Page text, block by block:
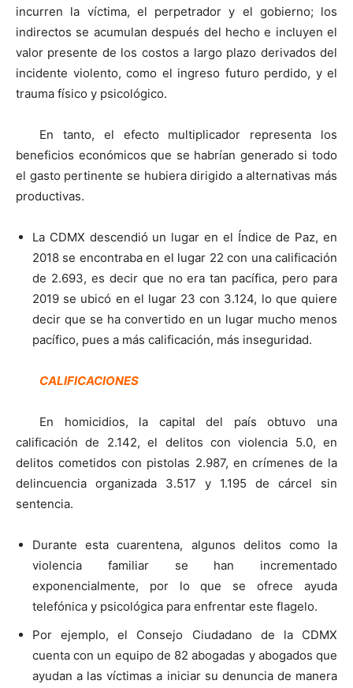
incurren la víctima, el perpetrador y el gobierno; los
indirectos se acumulan después del hecho e incluyen el
valor presente de los costos a largo plazo derivados del
incidente violento, como el ingreso futuro perdido, y el
trauma físico y psicológico.
En tanto, el efecto multiplicador representa los
beneficios económicos que se habrían generado si todo
el gasto pertinente se hubiera dirigido a alternativas más
productivas.
La CDMX descendió un lugar en el Índice de Paz, en
2018 se encontraba en el lugar 22 con una calificación
de 2.693, es decir que no era tan pacífica, pero para
2019 se ubicó en el lugar 23 con 3.124, lo que quiere
decir que se ha convertido en un lugar mucho menos
pacífico, pues a más calificación, más inseguridad.
CALIFICACIONES
En homicidios, la capital del país obtuvo una
calificación de 2.142, el delitos con violencia 5.0, en
delitos cometidos con pistolas 2.987, en crímenes de la
delincuencia organizada 3.517 y 1.195 de cárcel sin
sentencia.
Durante esta cuarentena, algunos delitos como la
violencia familiar se han incrementado
exponencialmente, por lo que se ofrece ayuda
telefónica y psicológica para enfrentar este flagelo.
Por ejemplo, el Consejo Ciudadano de la CDMX
cuenta con un equipo de 82 abogadas y abogados que
ayudan a las víctimas a iniciar su denuncia de manera